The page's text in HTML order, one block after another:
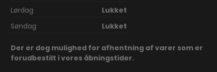
Lørdag
Lukket
Søndag
Lukket
Der er dog mulighed for afhentning af varer som er
forudbestilt i vores åbningstider.